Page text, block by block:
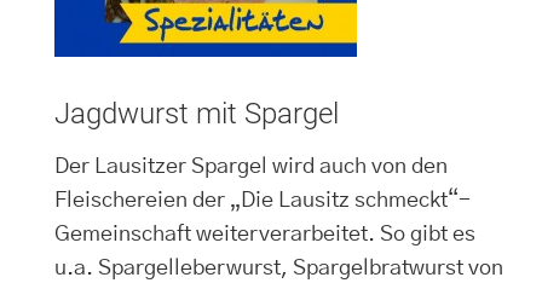
Jagdwurst mit Spargel
Der Lausitzer Spargel wird auch von den
Fleischereien der „Die Lausitz schmeckt“-
Gemeinschaft weiterverarbeitet. So gibt es
u.a. Spargelleberwurst, Spargelbratwurst von